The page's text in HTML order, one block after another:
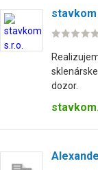
dozor.